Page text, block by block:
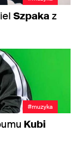
Szpakaz
#muzyka
Kubi